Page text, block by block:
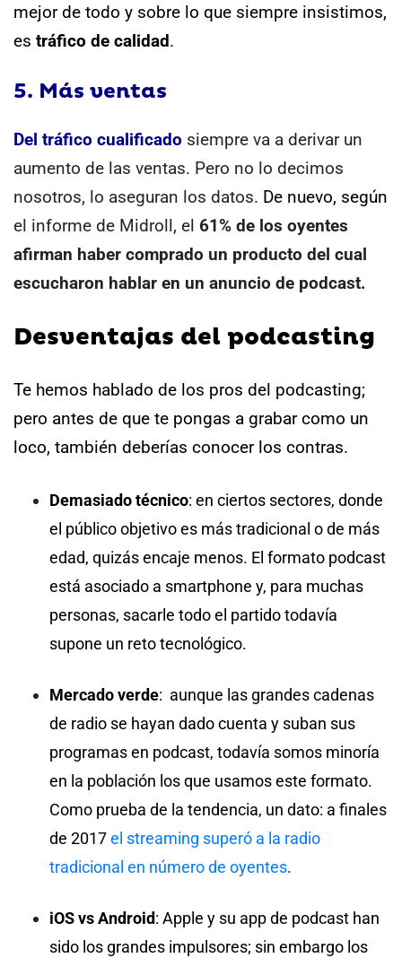
mejor de todo y sobre lo que siempre insistimos,
es tráfico de calidad.
5. Más ventas
Del tráfico cualificado siempre va a derivar un
aumento de las ventas. Pero no lo decimos
nosotros, lo aseguran los datos. De nuevo, según
el informe de Midroll, el 61% de los oyentes
afirman haber comprado un producto del cual
escucharon hablar en un anuncio de podcast.
Desventajas del podcasting
Te hemos hablado de los pros del podcasting;
pero antes de que te pongas a grabar como un
loco, también deberías conocer los contras.
Demasiado técnico: en ciertos sectores, donde
el público objetivo es más tradicional o de más
edad, quizás encaje menos. El formato podcast
está asociado a smartphone y, para muchas
personas, sacarle todo el partido todavía
supone un reto tecnológico.
Mercado verde: aunque las grandes cadenas
de radio se hayan dado cuenta y suban sus
programas en podcast, todavía somos minoría
en la población los que usamos este formato.
Como prueba de la tendencia, un dato: a finales
de 2017el streaming superó a la radio
tradicional en número de oyentes.
iOS vs Android: Apple y su app de podcast han
sido los grandes impulsores; sin embargo los